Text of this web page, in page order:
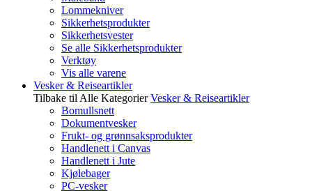
Lommekniver
Sikkerhetsprodukter
Sikkerhetsvester
Se alle Sikkerhetsprodukter
Verktøy
Vis alle varene
Vesker & Reiseartikler
Tilbake til Alle Kategorier Vesker & Reiseartikler
Bomullsnett
Dokumentvesker
Frukt- og grønnsaksprodukter
Handlenett i Canvas
Handlenett i Jute
Kjølebager
PC-vesker